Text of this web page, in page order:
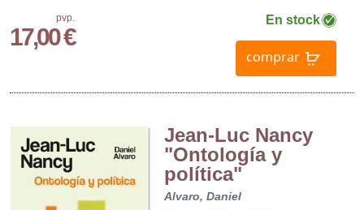
pvp.
17,00 €
En stock
comprar
Jean-Luc Nancy
"Ontología y
política"
Alvaro, Daniel